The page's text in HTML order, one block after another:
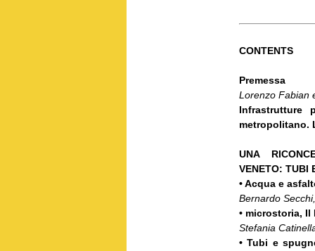
CONTENTS
Premessa
Lorenzo Fabian
Infrastrutture
metropolitano.
UNA
VENETO: TUBI
• Acqua e
Bernardo
• microstoria, Il
Stefania
• Tubi e